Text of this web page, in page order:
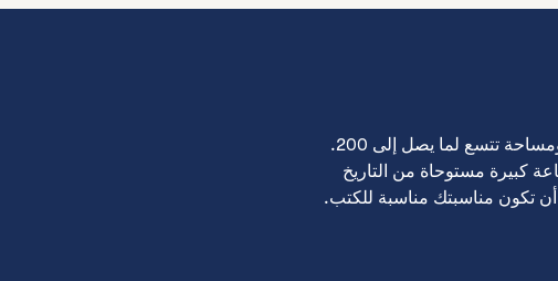
يُعد جراديويت Storrs مكانًا مثاليًا لتجمعك التالي، حيث يضم مكانين مرنين للفعاليات ومساحة تتسع لما يصل إلى 200.
كبيرة مستوحاة من التاريخ
تكون مناسبتك مناسبة للكتب.